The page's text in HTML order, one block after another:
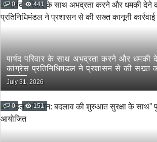
0 441
पार्षद परिवार के साथ अभद्रता करने और धमकी
कांग्रेस प्रतिनिधिमंडल ने प्रशासन से की सख्त
मांग
July 31, 2026
0 151